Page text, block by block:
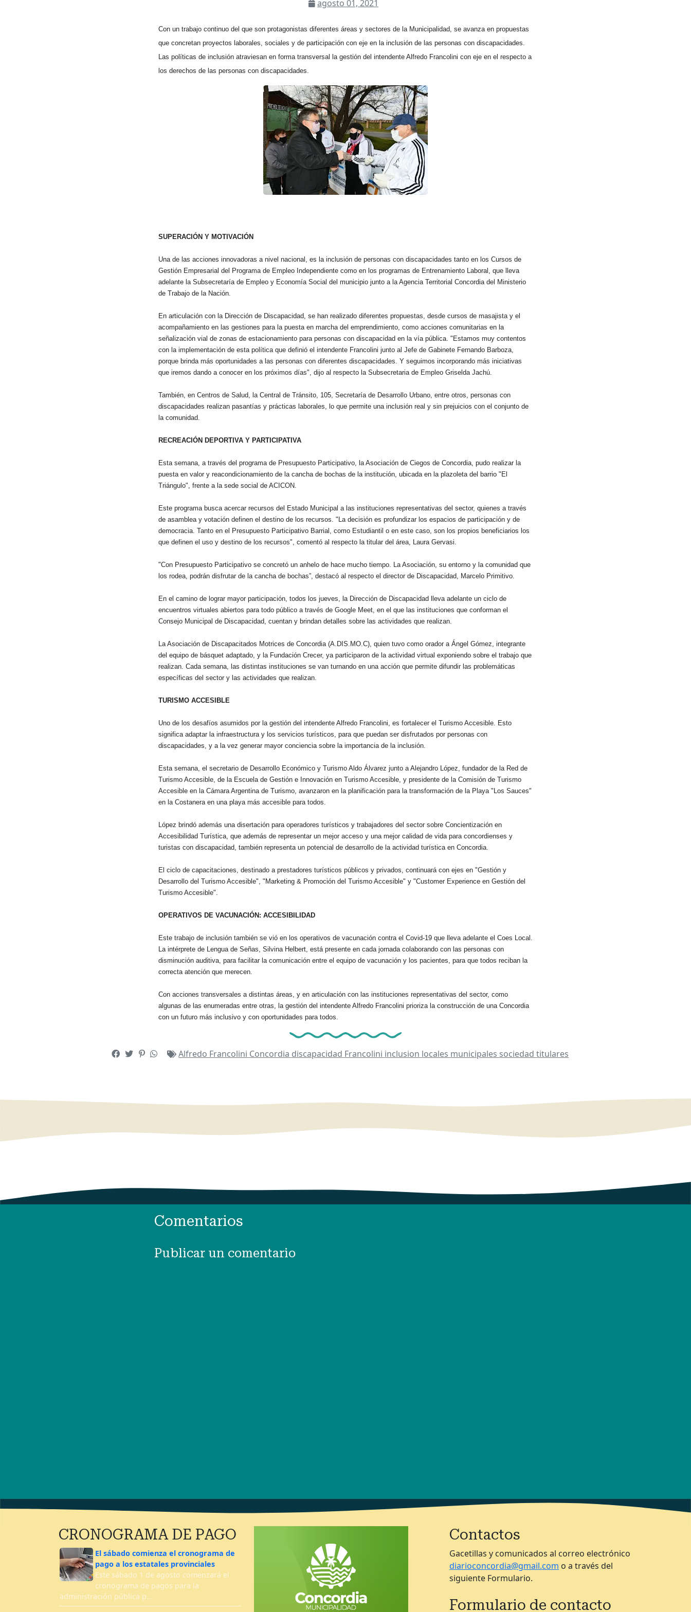
agosto 01, 2021
Con un trabajo continuo del que son protagonistas diferentes áreas y sectores de la Municipalidad, se avanza en propuestas
que concretan proyectos laborales, sociales y de participación con eje en la inclusión de las personas con discapacidades.
Las políticas de inclusión atraviesan en forma transversal la gestión del intendente Alfredo Francolini con eje en el respecto a
los derechos de las personas con discapacidades.
SUPERACIÓN Y MOTIVACIÓN
Una de las acciones innovadoras a nivel nacional, es la inclusión de personas con discapacidades tanto en los Cursos de
Gestión Empresarial del Programa de Empleo Independiente como en los programas de Entrenamiento Laboral, que lleva
adelante la Subsecretaría de Empleo y Economía Social del municipio junto a la Agencia Territorial Concordia del Ministerio
de Trabajo de la Nación.
En articulación con la Dirección de Discapacidad, se han realizado diferentes propuestas, desde cursos de masajista y el
acompañamiento en las gestiones para la puesta en marcha del emprendimiento, como acciones comunitarias en la
señalización vial de zonas de estacionamiento para personas con discapacidad en la vía pública. "Estamos muy contentos
con la implementación de esta política que definió el intendente Francolini junto al Jefe de Gabinete Fernando Barboza,
porque brinda más oportunidades a las personas con diferentes discapacidades. Y seguimos incorporando más iniciativas
que iremos dando a conocer en los próximos días", dijo al respecto la Subsecretaria de Empleo Griselda Jachú.
También, en Centros de Salud, la Central de Tránsito, 105, Secretaría de Desarrollo Urbano, entre otros, personas con
discapacidades realizan pasantías y prácticas laborales, lo que permite una inclusión real y sin prejuicios con el conjunto de
la comunidad.
RECREACIÓN DEPORTIVA Y PARTICIPATIVA
Esta semana, a través del programa de Presupuesto Participativo, la Asociación de Ciegos de Concordia, pudo realizar la
puesta en valor y reacondicionamiento de la cancha de bochas de la institución, ubicada en la plazoleta del barrio "El
Triángulo", frente a la sede social de ACICON.
Este programa busca acercar recursos del Estado Municipal a las instituciones representativas del sector, quienes a través
de asamblea y votación definen el destino de los recursos. "La decisión es profundizar los espacios de participación y de
democracia. Tanto en el Presupuesto Participativo Barrial, como Estudiantil o en este caso, son los propios beneficiarios los
que definen el uso y destino de los recursos", comentó al respecto la titular del área, Laura Gervasi.
"Con Presupuesto Participativo se concretó un anhelo de hace mucho tiempo. La Asociación, su entorno y la comunidad que
los rodea, podrán disfrutar de la cancha de bochas”, destacó al respecto el director de Discapacidad, Marcelo Primitivo.
En el camino de lograr mayor participación, todos los jueves, la Dirección de Discapacidad lleva adelante un ciclo de
encuentros virtuales abiertos para todo público a través de Google Meet, en el que las instituciones que conforman el
Consejo Municipal de Discapacidad, cuentan y brindan detalles sobre las actividades que realizan.
La Asociación de Discapacitados Motrices de Concordia (A.DIS.MO.C), quien tuvo como orador a Ángel Gómez, integrante
del equipo de básquet adaptado, y la Fundación Crecer, ya participaron de la actividad virtual exponiendo sobre el trabajo que
realizan. Cada semana, las distintas instituciones se van turnando en una acción que permite difundir las problemáticas
específicas del sector y las actividades que realizan.
TURISMO ACCESIBLE
Uno de los desafíos asumidos por la gestión del intendente Alfredo Francolini, es fortalecer el Turismo Accesible. Esto
significa adaptar la infraestructura y los servicios turísticos, para que puedan ser disfrutados por personas con
discapacidades, y a la vez generar mayor conciencia sobre la importancia de la inclusión.
Esta semana, el secretario de Desarrollo Económico y Turismo Aldo Álvarez junto a Alejandro López, fundador de la Red de
Turismo Accesible, de la Escuela de Gestión e Innovación en Turismo Accesible, y presidente de la Comisión de Turismo
Accesible en la Cámara Argentina de Turismo, avanzaron en la planificación para la transformación de la Playa "Los Sauces"
en la Costanera en una playa más accesible para todos.
López brindó además una disertación para operadores turísticos y trabajadores del sector sobre Concientización en
Accesibilidad Turística, que además de representar un mejor acceso y una mejor calidad de vida para concordienses y
turistas con discapacidad, también representa un potencial de desarrollo de la actividad turística en Concordia.
El ciclo de capacitaciones, destinado a prestadores turísticos públicos y privados, continuará con ejes en "Gestión y
Desarrollo del Turismo Accesible", "Marketing & Promoción del Turismo Accesible" y "Customer Experience en Gestión del
Turismo Accesible".
OPERATIVOS DE VACUNACIÓN: ACCESIBILIDAD
Este trabajo de inclusión también se vió en los operativos de vacunación contra el Covid-19 que lleva adelante el Coes Local.
La intérprete de Lengua de Señas, Silvina Helbert, está presente en cada jornada colaborando con las personas con
disminución auditiva, para facilitar la comunicación entre el equipo de vacunación y los pacientes, para que todos reciban la
correcta atención que merecen.
Con acciones transversales a distintas áreas, y en articulación con las instituciones representativas del sector, como
algunas de las enumeradas entre otras, la gestión del intendente Alfredo Francolini prioriza la construcción de una Concordia
con un futuro más inclusivo y con oportunidades para todos.
Alfredo Francolini Concordia discapacidad Francolini inclusion locales municipales sociedadtitulares
Comentarios
Publicar un comentario
CRONOGRAMA DE PAGO
El sábado comienza el cronograma de
pago a los estatales provinciales
Este sábado 1 de agosto comenzará el
cronograma de pagos para la
administración pública p…
Contactos
Gacetillas y comunicados al correo electrónico
diarioconcordia@gmail.com o a través del
siguiente Formulario.
Formulario de contacto